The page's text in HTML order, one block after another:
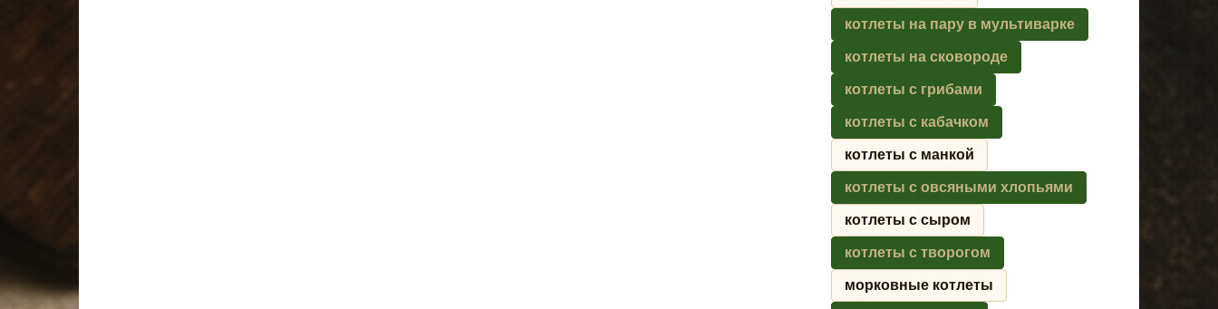
котлеты на пару в мультиварке
котлеты на сковороде
котлеты с грибами
котлеты с кабачком
котлеты с манкой
котлеты с овсяными хлопьями
котлеты с сыром
котлеты с творогом
морковные котлеты